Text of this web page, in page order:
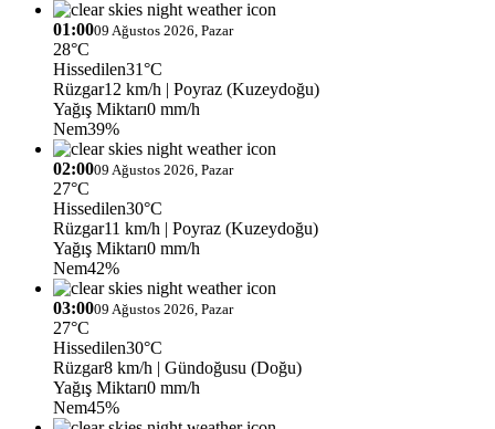
01:0009 Ağustos 2026, Pazar
28°C
Hissedilen31°C
Rüzgar12 km/h | Poyraz (Kuzeydoğu)
Yağış Miktarı0 mm/h
Nem39%
02:0009 Ağustos 2026, Pazar
27°C
Hissedilen30°C
Rüzgar11 km/h | Poyraz (Kuzeydoğu)
Yağış Miktarı0 mm/h
Nem42%
03:0009 Ağustos 2026, Pazar
27°C
Hissedilen30°C
Rüzgar8 km/h | Gündoğusu (Doğu)
Yağış Miktarı0 mm/h
Nem45%